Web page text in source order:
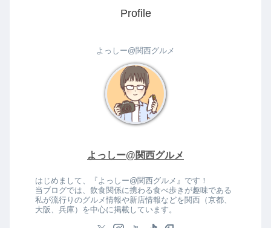
Profile
よっしー@関西グルメ
よっしー@関西グルメ
はじめまして、『よっしー@関西グルメ』です！
当ブログでは、飲食関係に携わる食べ歩きが趣味である
私が流行りのグルメ情報や新店情報などを関西（京都、
大阪、兵庫）を中心に掲載しています。